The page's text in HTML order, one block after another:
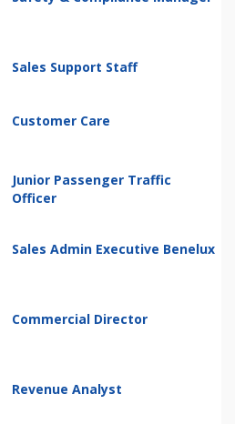
Sales Support Staff
Customer Care
Junior Passenger Traffic
Officer
Sales Admin Executive Benelux
Commercial Director
Revenue Analyst